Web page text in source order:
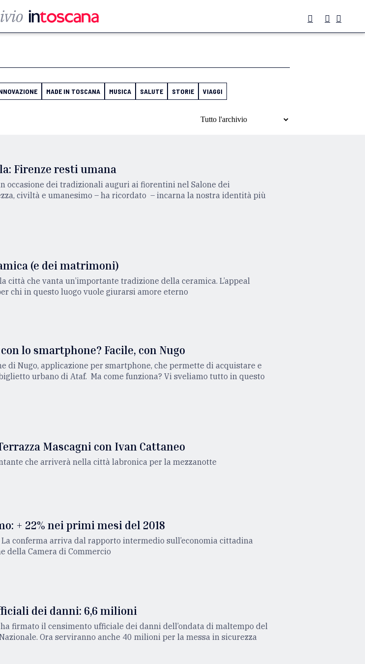
MADE IN TOSCANA MUSICA SALUTE STORIE VIAGGI
Firenze resti umana
occasione dei tradizionali auguri ai fiorentini nel Salone dei
civiltà e umanesimo – ha ricordato – incarna la nostra identità più
(e dei matrimoni)
città che vanta un’importante tradizione della ceramica. L’appeal
chi in questo luogo vuole giurarsi amore eterno
lo smartphone? Facile, con Nugo
di Nugo, applicazione per smartphone, che permette di acquistare e
urbano di Ataf. Ma come funziona? Vi sveliamo tutto in questo
Mascagni con Ivan Cattaneo
che arriverà nella città labronica per la mezzanotte
+ 22% nei primi mesi del 2018
conferma arriva dal rapporto intermedio sull’economia cittadina
della Camera di Commercio
dei danni: 6,6 milioni
firmato il censimento ufficiale dei danni dell’ondata di maltempo del
Ora serviranno anche 40 milioni per la messa in sicurezza